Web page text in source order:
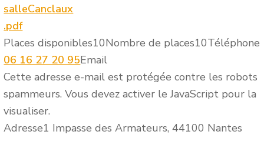
salleCanclaux
.pdf
Places disponibles10Nombre de places10Téléphone
06 16 27 20 95Email
Cette adresse e-mail est protégée contre les robots
spammeurs. Vous devez activer le JavaScript pour la
visualiser.
Adresse1 Impasse des Armateurs, 44100 Nantes